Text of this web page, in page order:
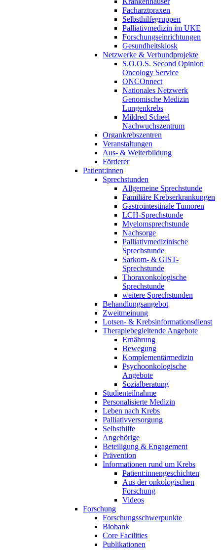
Facharztpraxen
Selbsthilfegruppen
Palliativmedizin im UKE
Forschungseinrichtungen
Gesundheitskiosk
Netzwerke & Verbundprojekte
S.O.O.S. Second Opinion
Oncology Service
ONCOnnect
Nationales Netzwerk
Genomische Medizin
Lungenkrebs
Mildred Scheel
Nachwuchszentrum
Organkrebszentren
Veranstaltungen
Aus- & Weiterbildung
Förderer
Patient:innen
Sprechstunden
Allgemeine Sprechstunde
Familiäre Krebserkrankungen
Gastrointestinale Tumoren
LCH-Sprechstunde
Myelomsprechstunde
Nachsorge
Palliativmedizinische
Sprechstunde
Sarkom- & GIST-
Sprechstunde
Thoraxonkologische
Sprechstunde
weitere Sprechstunden
Behandlungsangebot
Zweitmeinung
Lotsen- & Krebsinformationsdienst
Therapiebegleitende Angebote
Ernährung
Bewegung
Komplementärmedizin
Psychoonkologische
Angebote
Sozialberatung
Studienteilnahme
Personalisierte Medizin
Leben nach Krebs
Palliativversorgung
Selbsthilfe
Angehörige
Beteiligung & Engagement
Prävention
Informationen rund um Krebs
Patient:innengeschichten
Aus der onkologischen
Forschung
Videos
Forschung
Forschungsschwerpunkte
Biobank
Core Facilities
Publikationen